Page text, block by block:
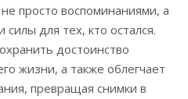
просто воспоминаниями, а
силы для тех, кто остался.
достоинство
жизни, а также облегчает
превращая снимки в